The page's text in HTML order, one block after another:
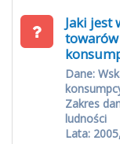
Jaki jest
towarów
Dane:
Zakres
ludności
Lata: